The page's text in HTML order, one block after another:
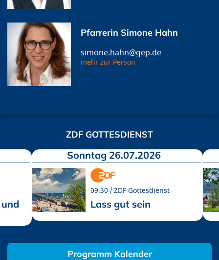
Pfarrerin Simone Hahn
simone.hahn@gep.de
mehr zur Person
ZDF GOTTESDIENST
Sonntag 26.07.2026
09:30 ZDF Gottesdienst
Lass gut sein
Programm Kalender